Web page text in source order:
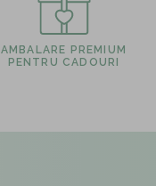
AMBALARE PREMIUM
PENTRU CADOURI